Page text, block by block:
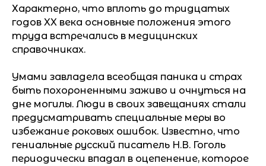
Характерно, что вплоть до тридцатых
годов XX века основные положения этого
труда встречались в медицинских
справочниках.
Умами завладела всеобщая паника и страх
быть похороненными заживо и очнуться на
дне могилы. Люди в своих завещаниях стали
предусматривать специальные меры во
избежание роковых ошибок. Известно, что
гениальные русский писатель Н.В. Гоголь
периодически впадал в оцепенение, которое